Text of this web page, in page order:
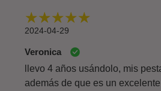
2024-04-29
Veronica
llevo 4 años usándolo, mis
además de que es un